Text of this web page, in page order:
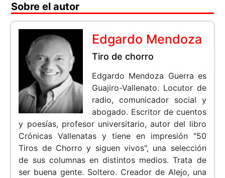
Sobre el autor
Edgardo Mendoza
Tiro de chorro
Edgardo Mendoza Guerra es
Guajiro-Vallenato. Locutor de
radio, comunicador social y
abogado. Escritor de cuentos
y poesías, profesor universitario, autor del libro
Crónicas Vallenatas y tiene en impresión "50
Tiros de Chorro y siguen vivos", una selección
de sus columnas en distintos medios. Trata de
ser buena gente. Soltero. Creador de Alejo, una